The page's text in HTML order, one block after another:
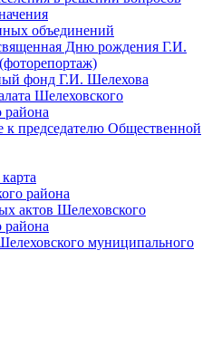
объединений
Дню рождения Г.И.
фонд Г.И. Шелехова
Шелеховского
района
председателю Общественной
района
актов Шелеховского
района
муниципального